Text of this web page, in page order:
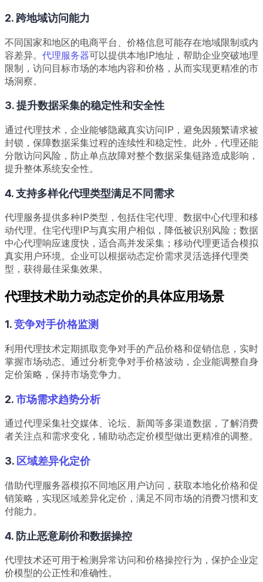
2. 跨地域访问能力
不同国家和地区的电商平台、价格信息可能存在地域限制或内
容差异。 代理服务器可以提供本地IP地址，帮助企业突破地理
限制，访问目标市场的本地内容和价格，从而实现更精准的市
场洞察。
3. 提升数据采集的稳定性和安全性
通过代理技术，企业能够隐藏真实访问IP，避免因频繁请求被
封锁，保障数据采集过程的连续性和稳定性。此外，代理还能
分散访问风险，防止单点故障对整个数据采集链路造成影响，
提升整体系统安全性。
4. 支持多样化代理类型满足不同需求
代理服务提供多种IP类型，包括住宅代理、数据中心代理和移
动代理。住宅代理IP与真实用户相似，降低被识别风险；数据
中心代理响应速度快，适合高并发采集；移动代理更适合模拟
真实用户环境。企业可以根据动态定价需求灵活选择代理类
型，获得最佳采集效果。
代理技术助力动态定价的具体应用场景
1.竞争对手价格监测
利用代理技术定期抓取竞争对手的产品价格和促销信息，实时
掌握市场动态。通过分析竞争对手价格波动，企业能调整自身
定价策略，保持市场竞争力。
2.市场需求趋势分析
通过代理采集社交媒体、论坛、新闻等多渠道数据，了解消费
者关注点和需求变化，辅助动态定价模型做出更精准的调整。
3. 区域差异化定价
借助代理服务器模拟不同地区用户访问，获取本地化价格和促
销策略，实现区域差异化定价，满足不同市场的消费习惯和支
付能力。
4. 防止恶意刷价和数据操控
代理技术还可用于检测异常访问和价格操控行为，保护企业定
价模型的公正性和准确性。